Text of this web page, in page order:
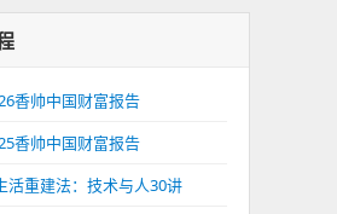
香帅中国财富报告
香帅中国财富报告
活重建法：技术与人30讲